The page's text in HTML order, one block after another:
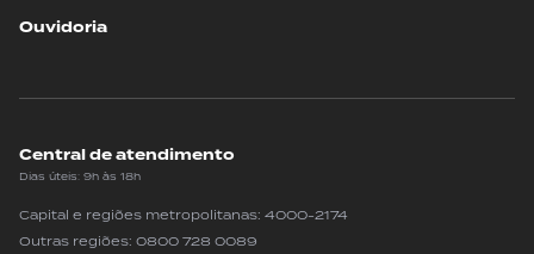
Ouvidoria
Central de atendimento
Dias úteis: 9h às 18h
Capital e regiões metropolitanas: 4000-2174
Outras regiões: 0800 728 0089